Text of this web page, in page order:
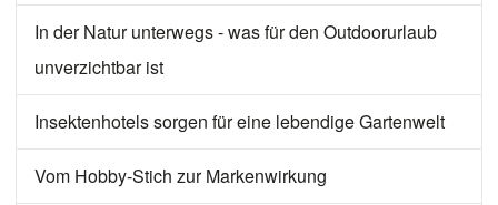
In der Natur unterwegs - was für den Outdoorurlaub
unverzichtbar ist
Insektenhotels sorgen für eine lebendige Gartenwelt
Vom Hobby-Stich zur Markenwirkung